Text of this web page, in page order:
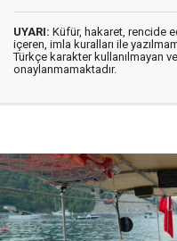
UYARI: Küfür, hakaret, rencide
içeren, imla kuralları ile
Türkçe karakter kullanılmayan
onaylanmamaktadır.